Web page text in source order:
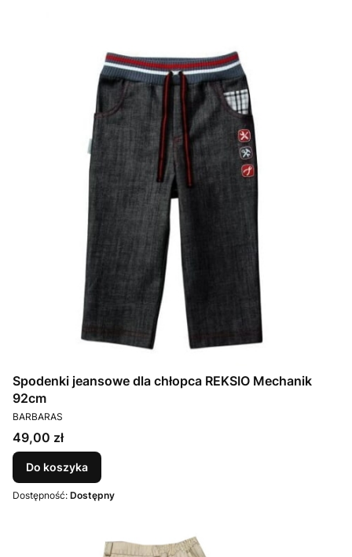
Spodenki jeansowe dla chłopca REKSIO Mechanik
92cm
PRODUCENT
BARBARAS
Cena
49,00 zł
Do koszyka
Dostępność: Dostępny